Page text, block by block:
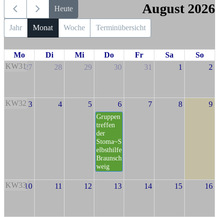
Heute August 2026
Jahr Monat Woche Terminübersicht
Mo Di Mi Do Fr Sa
So
KW3127 28 29 30 31 1 2
KW32 3 4 5 6
Gruppen
treffen
der
Stoma~S
elbsthilfe
Braunsch
weig
7 8 9
KW3310 11 12 13 14 15 16